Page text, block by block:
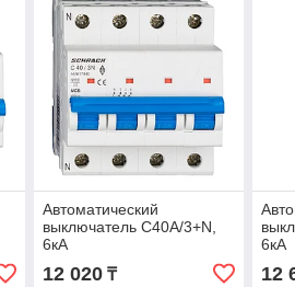
Автоматический
выключатель C40А/3+N,
6кА
12 020₸
6кА
12